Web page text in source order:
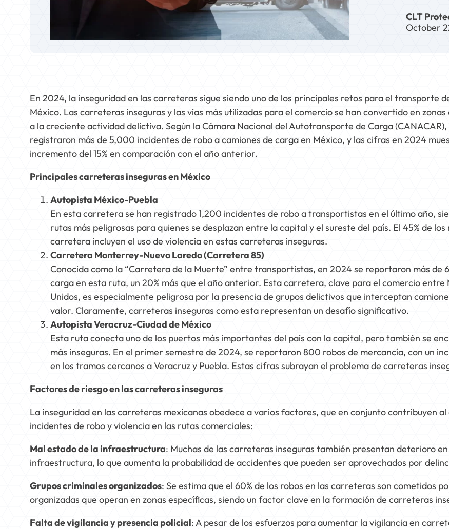
CLT
October
En 2024, la inseguridad en las carreteras sigue siendo uno de los principales retos para el transporte
México. Las carreteras inseguras y las vías más utilizadas para el comercio se han convertido en
a la creciente actividad delictiva. Según la Cámara Nacional del Autotransporte de Carga (CANACAR),
registraron más de 5,000 incidentes de robo a camiones de carga en México, y las cifras en 2024
incremento del 15% en comparación con el año anterior.
Principales carreteras inseguras en México
Autopista México-Puebla
En esta carretera se han registrado 1,200 incidentes de robo a transportistas en el último año,
rutas más peligrosas para quienes se desplazan entre la capital y el sureste del país. El 45% de
carretera incluyen el uso de violencia en estas carreteras inseguras.
Carretera Monterrey-Nuevo Laredo (Carretera 85)
Conocida como la “Carretera de la Muerte” entre transportistas, en 2024 se reportaron más de
carga en esta ruta, un 20% más que el año anterior. Esta carretera, clave para el comercio entre
Unidos, es especialmente peligrosa por la presencia de grupos delictivos que interceptan
valor. Claramente, carreteras inseguras como esta representan un desafío significativo.
Autopista Veracruz-Ciudad de México
Esta ruta conecta uno de los puertos más importantes del país con la capital, pero también se
más inseguras. En el primer semestre de 2024, se reportaron 800 robos de mercancía, con un
en los tramos cercanos a Veracruz y Puebla. Estas cifras subrayan el problema de carreteras
Factores de riesgo en las carreteras inseguras
La inseguridad en las carreteras mexicanas obedece a varios factores, que en conjunto contribuyen al
incidentes de robo y violencia en las rutas comerciales:
Mal estado de la infraestructura: Muchas de las carreteras inseguras también presentan deterioro en
infraestructura, lo que aumenta la probabilidad de accidentes que pueden ser aprovechados por
Grupos criminales organizados: Se estima que el 60% de los robos en las carreteras son cometidos
organizadas que operan en zonas específicas, siendo un factor clave en la formación de carreteras
Falta de vigilancia y presencia policial: A pesar de los esfuerzos para aumentar la vigilancia en